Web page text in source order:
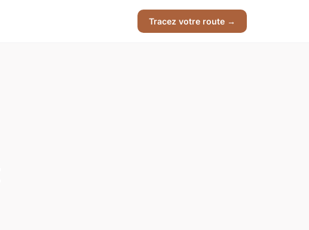
Tracez votre route →